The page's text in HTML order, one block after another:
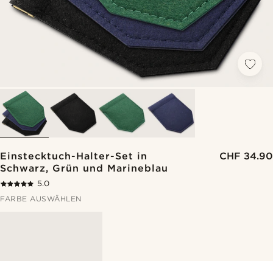
Einstecktuch-Halter-Set in
Schwarz, Grün und Marineblau
CHF 34.90
5.0
FARBE AUSWÄHLEN